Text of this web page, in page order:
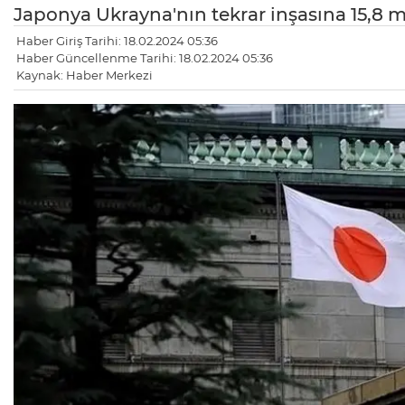
Japonya Ukrayna'nın tekrar inşasına 15,8
Haber Giriş Tarihi: 18.02.2024 05:36
Haber Güncellenme Tarihi: 18.02.2024 05:36
Kaynak: Haber Merkezi